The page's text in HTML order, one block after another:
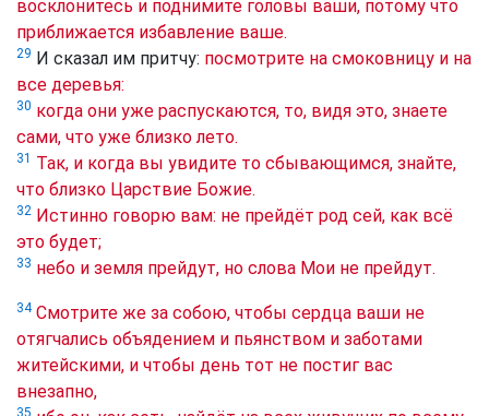
восклонитесь и поднимите головы ваши, потому что
приближается избавление ваше.
29 И сказал им притчу: посмотрите на смоковницу и на
все деревья:
30 когда они уже распускаются, то, видя это, знаете
сами, что уже близко лето.
31 Так, и когда вы увидите то сбывающимся, знайте,
что близко Царствие Божие.
32 Истинно говорю вам: не прейдёт род сей, как всё
это будет;
33 небо и земля прейдут, но слова Мои не прейдут.
34 Смотрите же за собою, чтобы сердца ваши не
отягчались объядением и пьянством и заботами
житейскими, и чтобы день тот не постиг вас
внезапно,
35